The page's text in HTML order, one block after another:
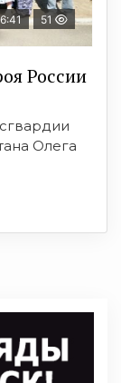
51
России
Олега